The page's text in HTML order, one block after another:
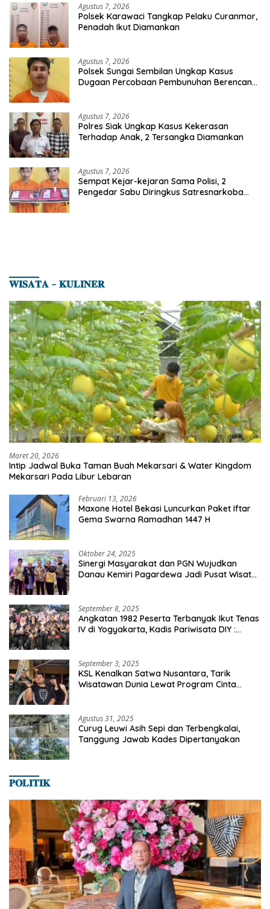
Agustus 7, 2026
Polsek Karawaci Tangkap Pelaku Curanmor,
Penadah Ikut Diamankan
Agustus 7, 2026
Polsek Sungai Sembilan Ungkap Kasus
Dugaan Percobaan Pembunuhan Berencana,
Agustus 7, 2026
Polres Siak Ungkap Kasus Kekerasan
Terhadap Anak, 2 Tersangka Diamankan
Agustus 7, 2026
Sempat Kejar-kejaran Sama Polisi, 2
Pengedar Sabu Diringkus Satresnarkoba
𝐖𝐈𝐒𝐀𝐓𝐀 – 𝐊𝐔𝐋𝐈𝐍𝐄𝐑
Maret 20, 2026
Intip Jadwal Buka Taman Buah Mekarsari & Water Kingdom
Mekarsari Pada Libur Lebaran
Februari 13, 2026
Maxone Hotel Bekasi Luncurkan Paket Iftar
Gema Swarna Ramadhan 1447 H
Oktober 24, 2025
Sinergi Masyarakat dan PGN Wujudkan
Danau Kemiri Pagardewa Jadi Pusat Wisata
September 8, 2025
Angkatan 1982 Peserta Terbanyak Ikut Tenas
IV di Yogyakarta, Kadis Pariwisata DIY :
September 3, 2025
KSL Kenalkan Satwa Nusantara, Tarik
Wisatawan Dunia Lewat Program Cinta
Agustus 31, 2025
Curug Leuwi Asih Sepi dan Terbengkalai,
Tanggung Jawab Kades Dipertanyakan
𝐏𝐎𝐋𝐈𝐓𝐈𝐊